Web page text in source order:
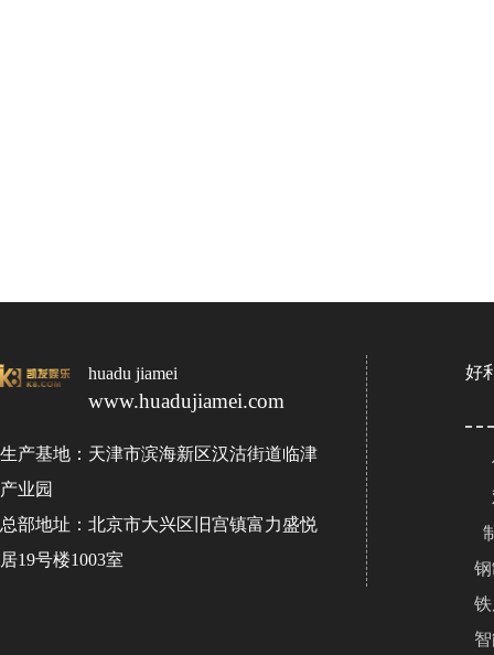
huadu jiamei
www.huadujiamei.com
生产基地：天津市滨海新区汉沽街道临津
产业园
总部地址：北京市大兴区旧宫镇富力盛悦
居19号楼1003室
好